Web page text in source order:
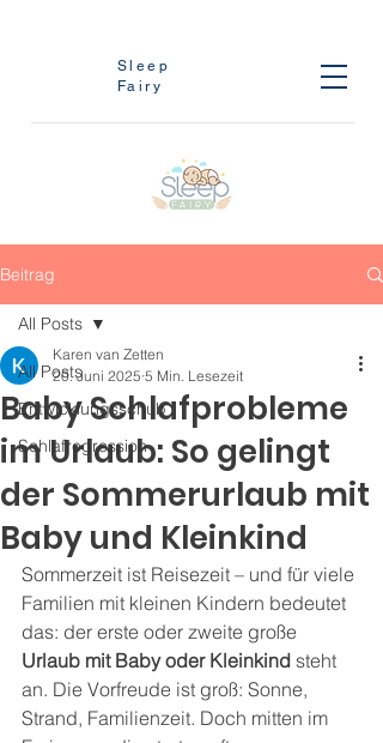
Sleep
Fairy
Beitrag
All Posts
Entwicklungsschub
Schlafregression
All Posts
Baby Schlafprobleme
im Urlaub: So gelingt
der Sommerurlaub mit
Baby und Kleinkind
Karen van Zetten
20. Juni 2025 5 Min. Lesezeit
Sommerzeit ist Reisezeit – und für viele
Familien mit kleinen Kindern bedeutet
das: der erste oder zweite große
Urlaub mit Baby oder Kleinkind steht
an. Die Vorfreude ist groß: Sonne,
Strand, Familienzeit. Doch mitten im